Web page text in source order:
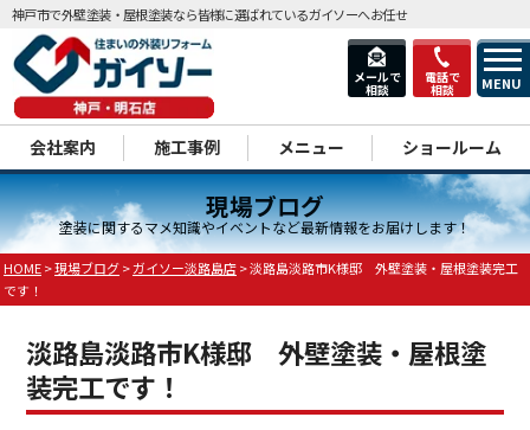
メールで
相談
電話で
相談 MENU
神戸市で外壁塗装・屋根塗装なら皆様に選ばれているガイソーへお任せ
会社案内 施工事例 メニュー ショールーム
現場ブログ
塗装に関するマメ知識やイベントなど最新情報をお届けします！
HOME>現場ブログ>ガイソー淡路島店>淡路島淡路市K様邸 外壁塗装・屋根塗装完工
です！
淡路島淡路市K様邸 外壁塗装・屋根塗
装完工です！